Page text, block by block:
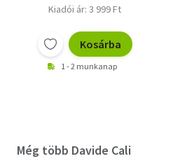
Kiadói ár: 3 999 Ft
Kosárba
1 - 2 munkanap
Még több Davide Cali